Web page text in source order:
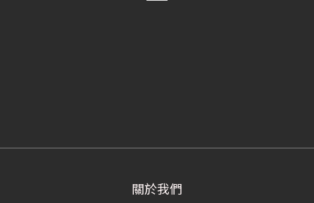
關於我們